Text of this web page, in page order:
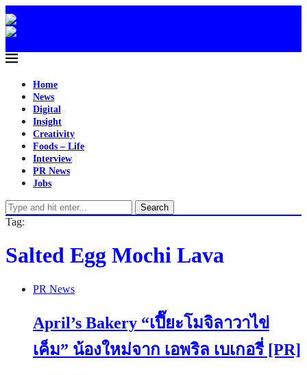
Home
News
Digital
Insight
Creativity
Foods – Life
Interview
PR News
Jobs
Search
Tag:
Salted Egg Mochi Lava
PR News
April’s Bakery “เปี๊ยะโมจิลาวาไข่
เค็ม” น้องใหม่จาก เอพริล เบเกอรี่ [PR]